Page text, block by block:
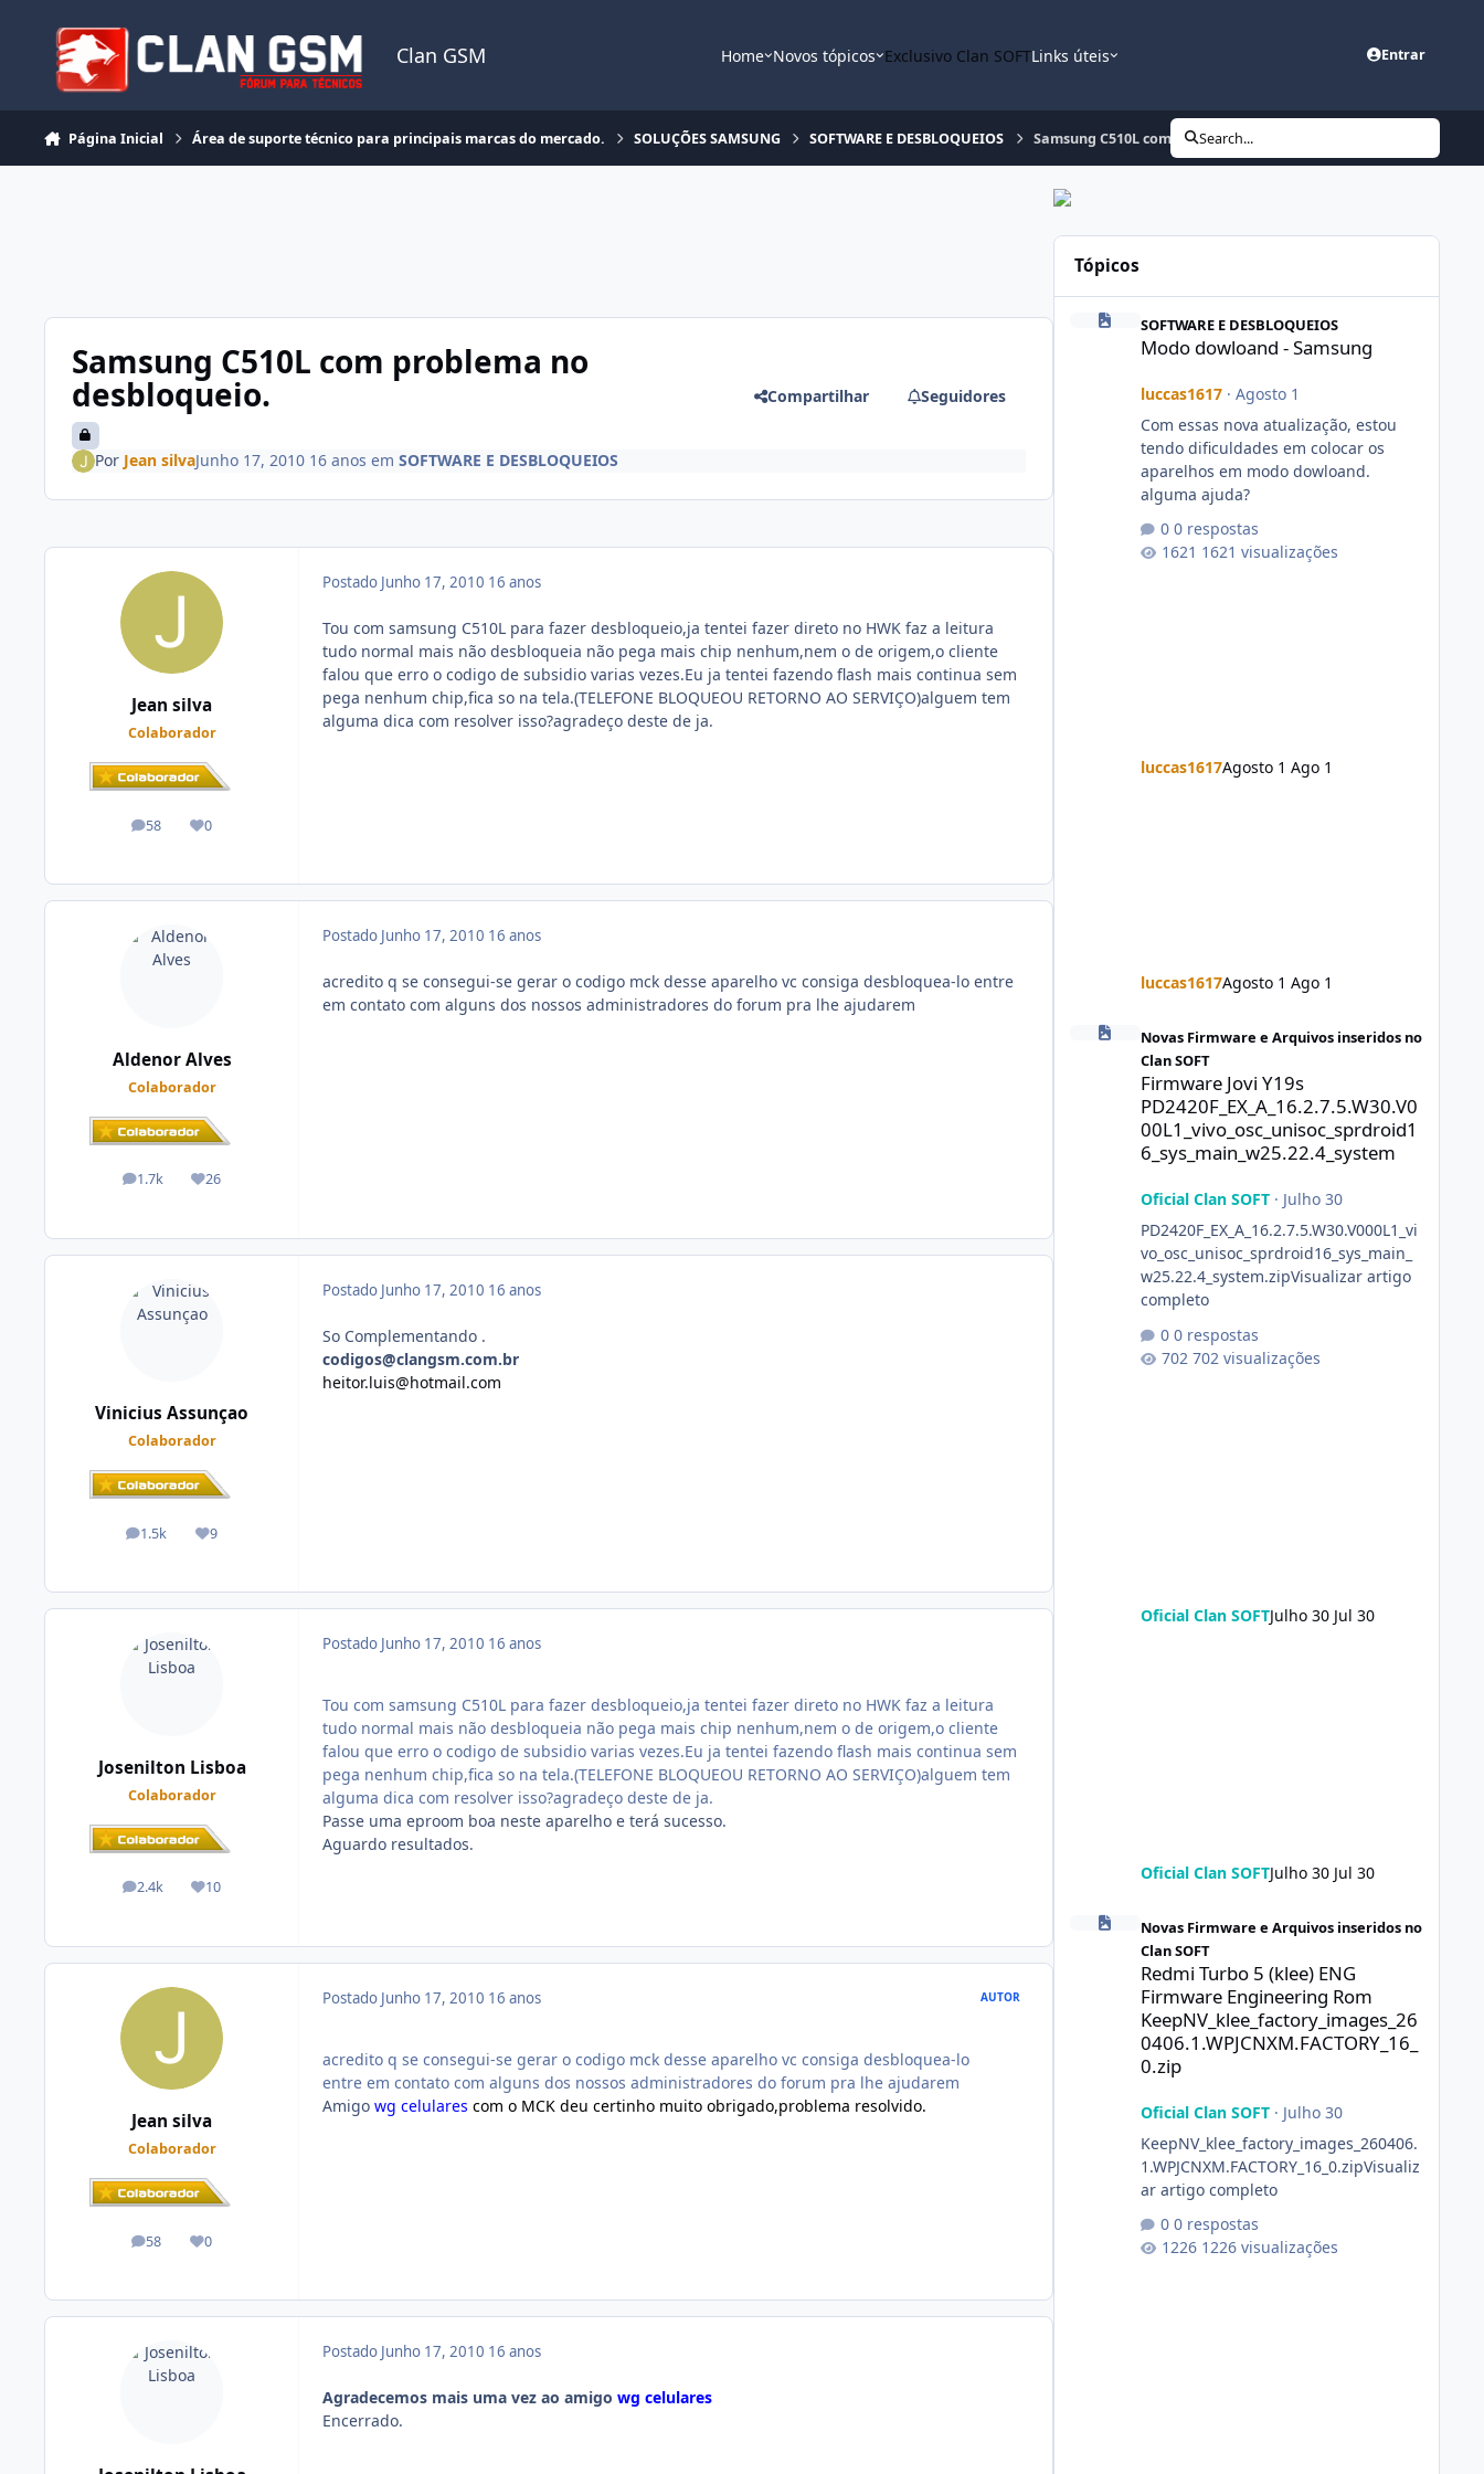
Clan GSM Home Novos tópicos Exclusivo Clan SOFTLinks úteis Entrar
Página Inicial Área de suporte técnico para principais marcas do mercado. SOLUÇÕES SAMSUNG SOFTWARE E DESBLOQUEIOS Samsung C510L com problema no desbloqueio.
Search...
Samsung C510L com problema no
desbloqueio. Compartilhar Seguidores
Por Jean silvaJunho 17, 2010 16 anos em SOFTWARE E DESBLOQUEIOS
Jean silva
Colaborador
58
posts 0
Reputação
Postado Junho 17, 2010 16 anos
Tou com samsung C510L para fazer desbloqueio,ja tentei fazer direto no HWK faz a leitura
tudo normal mais não desbloqueia não pega mais chip nenhum,nem o de origem,o cliente
falou que erro o codigo de subsidio varias vezes.Eu ja tentei fazendo flash mais continua sem
pega nenhum chip,fica so na tela.(TELEFONE BLOQUEOU RETORNO AO SERVIÇO)alguem tem
alguma dica com resolver isso?agradeço deste de ja.
Aldenor Alves
Colaborador
1.7k
posts 26
Reputação
Postado Junho 17, 2010 16 anos
acredito q se consegui-se gerar o codigo mck desse aparelho vc consiga desbloquea-lo entre
em contato com alguns dos nossos administradores do forum pra lhe ajudarem
Vinicius Assunçao
Colaborador
1.5k
posts 9
Reputação
Postado Junho 17, 2010 16 anos
So Complementando .
codigos@clangsm.com.br
heitor.luis@hotmail.com
Josenilton Lisboa
Colaborador
2.4k
posts 10
Reputação
Postado Junho 17, 2010 16 anos
Tou com samsung C510L para fazer desbloqueio,ja tentei fazer direto no HWK faz a leitura
tudo normal mais não desbloqueia não pega mais chip nenhum,nem o de origem,o cliente
falou que erro o codigo de subsidio varias vezes.Eu ja tentei fazendo flash mais continua sem
pega nenhum chip,fica so na tela.(TELEFONE BLOQUEOU RETORNO AO SERVIÇO)alguem tem
alguma dica com resolver isso?agradeço deste de ja.
Passe uma eproom boa neste aparelho e terá sucesso.
Aguardo resultados.
Jean silva
Colaborador
58
posts 0
Reputação
Postado Junho 17, 2010 16 anos AUTOR
acredito q se consegui-se gerar o codigo mck desse aparelho vc consiga desbloquea-lo
entre em contato com alguns dos nossos administradores do forum pra lhe ajudarem
Amigo wg celulares com o MCK deu certinho muito obrigado,problema resolvido.
Postado Junho 17, 2010 16 anos
Agradecemos mais uma vez ao amigo wg celulares
Encerrado.
Tópicos
SOFTWARE E DESBLOQUEIOS
Modo dowloand - Samsung
luccas1617· Agosto 1
Com essas nova atualização, estou
tendo dificuldades em colocar os
aparelhos em modo dowloand.
alguma ajuda?
0 respostas
1621 visualizações
luccas1617Agosto 1 Ago 1
luccas1617Agosto 1 Ago 1
Firmware Jovi Y19s
Novas Firmware e Arquivos inseridos no
Clan SOFT
Firmware Jovi Y19s
PD2420F_EX_A_16.2.7.5.W30.V0
00L1_vivo_osc_unisoc_sprdroid1
6_sys_main_w25.22.4_system
Oficial Clan SOFT· Julho 30
PD2420F_EX_A_16.2.7.5.W30.V000L1_vi
vo_osc_unisoc_sprdroid16_sys_main_
w25.22.4_system.zipVisualizar artigo
completo
0 respostas
702 visualizações
Oficial Clan SOFTJulho 30 Jul 30
Oficial Clan SOFTJulho 30 Jul 30
Novas Firmware e Arquivos inseridos no
Clan SOFT
Redmi Turbo 5 (klee) ENG
Firmware Engineering Rom
KeepNV_klee_factory_images_26
0406.1.WPJCNXM.FACTORY_16_
0.zip
Oficial Clan SOFT· Julho 30
KeepNV_klee_factory_images_260406.
1.WPJCNXM.FACTORY_16_0.zipVisualiz
ar artigo completo
0 respostas
1226 visualizações